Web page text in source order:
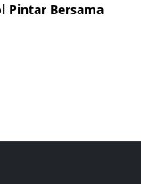
Pintar Bersama